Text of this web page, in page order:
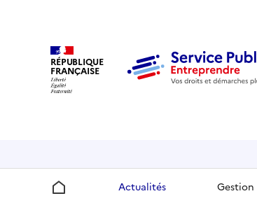
RÉPUBLIQUE
FRANÇAISE
Accueil Actualités Gestion